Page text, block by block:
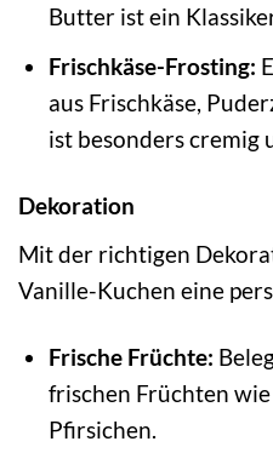
Butter ist ein
Frischkäse-Frosting:
aus Frischkäse,
ist besonders cremig
Dekoration
Mit der richtigen
Vanille-Kuchen eine
Frische Früchte:
frischen Früchten
Pfirsichen.